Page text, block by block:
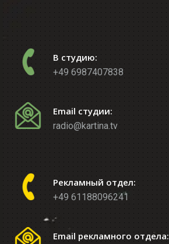
В студию:
+49 6987407838
Email студии:
radio@kartina.tv
Рекламный отдел:
+49 61188096241
Email рекламного отдела: